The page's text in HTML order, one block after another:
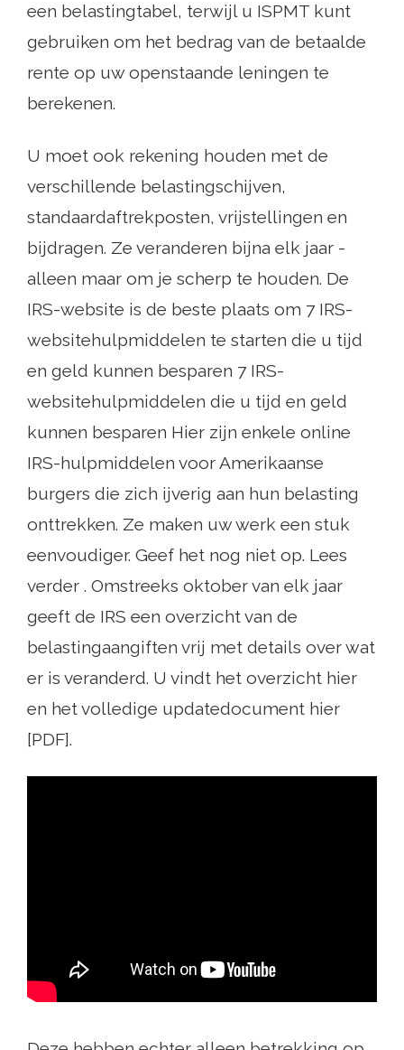
een belastingtabel, terwijl u ISPMT kunt
gebruiken om het bedrag van de betaalde
rente op uw openstaande leningen te
berekenen.
U moet ook rekening houden met de
verschillende belastingschijven,
standaardaftrekposten, vrijstellingen en
bijdragen. Ze veranderen bijna elk jaar -
alleen maar om je scherp te houden. De
IRS-website is de beste plaats om 7 IRS-
websitehulpmiddelen te starten die u tijd
en geld kunnen besparen 7 IRS-
websitehulpmiddelen die u tijd en geld
kunnen besparen Hier zijn enkele online
IRS-hulpmiddelen voor Amerikaanse
burgers die zich ijverig aan hun belasting
onttrekken. Ze maken uw werk een stuk
eenvoudiger. Geef het nog niet op. Lees
verder . Omstreeks oktober van elk jaar
geeft de IRS een overzicht van de
belastingaangiften vrij met details over wat
er is veranderd. U vindt het overzicht hier
en het volledige updatedocument hier
[PDF].